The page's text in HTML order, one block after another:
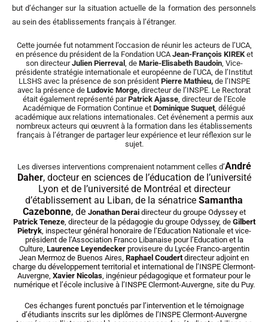
but d’échanger sur la situation actuelle de la formation des personnels
au sein des établissements français à l’étranger.
Cette journée fut notamment l’occasion de réunir les acteurs de l’UCA,
en présence du président de la Fondation UCAJean-François KIREKet
son directeurJulien Pierreval , de Marie-Elisabeth Baudoin, Vice-
présidente stratégie internationale et européenne de l’UCA, de l’Institut
LLSHS avec la présence de son président Pierre Mathieu, de l’INSPE
avec la présence de Ludovic Morge, directeur de l’INSPE. Le Rectorat
était également représenté parPatrick Ajasse, directeur de l’Ecole
Académique de Formation Continue et Dominique Suquet, délégué
académique aux relations internationales. Cet événement a permis aux
nombreux acteurs qui œuvrent à la formation dans les établissements
français à l’étranger de partager leur expérience et leur réflexion sur le
sujet.
Les diverses interventions comprenaient notamment celles d’André
Daher, docteur en sciences de l’éducation de l’université
Lyon et de l’université de Montréal et directeur
d’établissement au Liban, de la sénatrice Samantha
Cazebonne, de Jonathan Derai directeur du groupe Odyssey et
Patrick Teneze, directeur de la pédagogie du groupe Odyssey, de Gilbert
Pietryk, inspecteur général honoraire de l’Education Nationale et vice-
président de l’Association Franco Libanaise pour l’Education et la
Culture, Laurence Leyendeckerproviseure du Lycée Franco-argentin
Jean Mermoz de Buenos Aires, Raphael Coudert directeur adjoint en
charge du développement territorial et international de l’INSPE Clermont-
Auvergne, Xavier Nicolas, ingénieur pédagogique et formateur pour le
numérique et l’école inclusive à l’INSPE Clermont-Auvergne, site du Puy.
Ces échanges furent ponctués par l’intervention et le témoignage
d’étudiants inscrits sur les diplômes de l’INSPE Clermont-Auvergne